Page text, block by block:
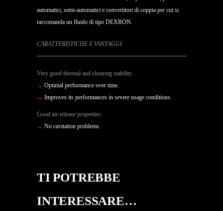
automatici, semi-automatici e convertitori di coppia per cui si
raccomanda un fluido di tipo DEXRON.
CARATTERISTICHE E VANTAGGI
Very good thermal and shearing stability.
→ Optimal performance over time.
→ Improves its performances in severe usage conditions.
Good air-release properties.
→ No cavitation problems.
TI POTREBBE
INTERESSARE…